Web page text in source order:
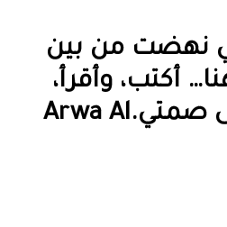
نهضت من بين
أكتب، وأقرأ،
وأصغي إلى صمتي.Arwa Al